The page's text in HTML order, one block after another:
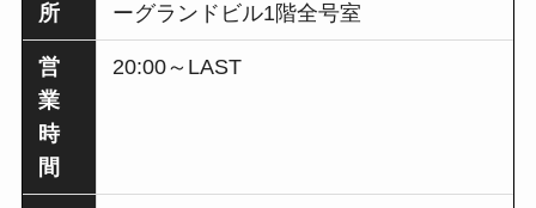
所
ーグランドビル1階全号室
営
業
時
間
20:00～LAST